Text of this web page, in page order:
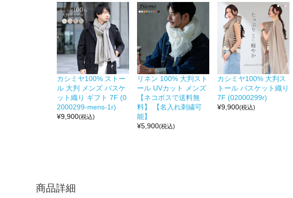
カシミヤ100% ストー
ル 大判 メンズ バスケ
ット織り ギフト 7F (0
2000299-mens-1r)
¥9,900(税込)
リネン 100% 大判スト
ール UVカット メンズ
【ネコポスで送料無
料】 【名入れ刺繍可
能】
¥5,900(税込)
カシミヤ100% 大判ス
トール バスケット織り
7F (02000299r)
¥9,900(税込)
商品詳細